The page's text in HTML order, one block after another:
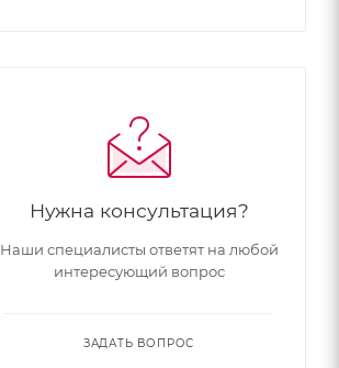
Нужна консультация?
Наши специалисты ответят на любой
интересующий вопрос
ЗАДАТЬ ВОПРОС